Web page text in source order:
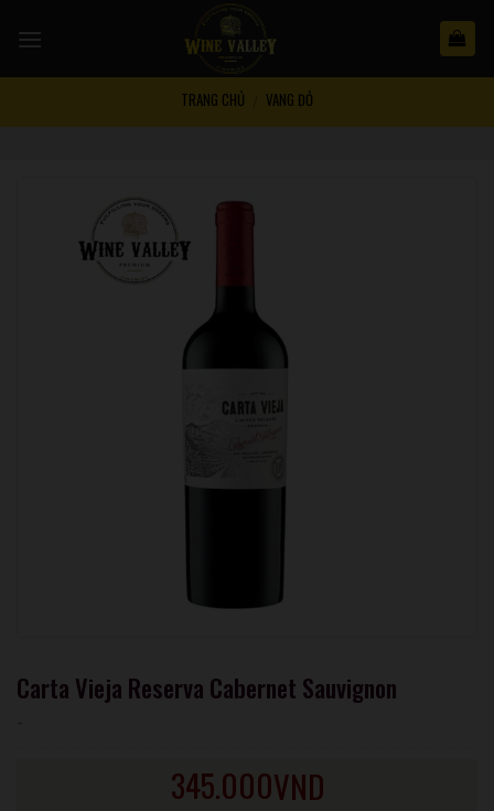
TRANG CHỦ VANG ĐỎ
Carta Vieja Reserva Cabernet Sauvignon
345.000VND